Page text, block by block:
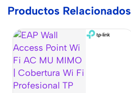
Productos Relacionados